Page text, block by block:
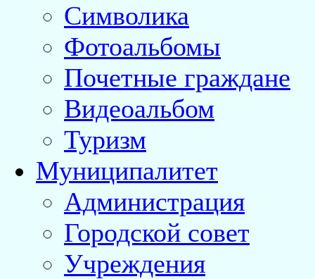
Символика
Фотоальбомы
Почетные граждане
Видеоальбом
Туризм
Муниципалитет
Администрация
Городской совет
Учреждения